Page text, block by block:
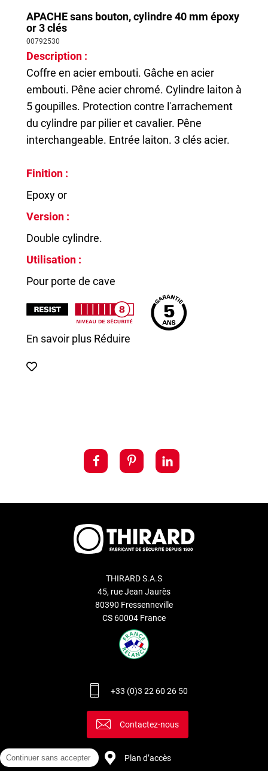
APACHE sans bouton, cylindre 40 mm époxy
or 3 clés
00792530
Description :
Coffre en acier embouti. Gâche en acier
embouti. Pêne acier chromé. Cylindre laiton à
5 goupilles. Protection contre l'arrachement
du cylindre par pilier et cavalier. Pêne
interchangeable. Entrée laiton. 3 clés acier.
Finition :
Epoxy or
Version :
Double cylindre.
Utilisation :
Pour porte de cave
En savoir plus Réduire
THIRARD S.A.S
45, rue Jean Jaurès
80390 Fressenneville
CS 60004 France
+33 (0)3 22 60 26 50
Contactez-nous
Plan d’accès
Continuer sans accepter